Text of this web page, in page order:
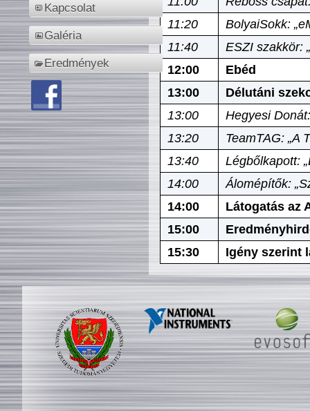
Kapcsolat
Galéria
Eredmények
11:20
BolyaiSokk:
11:40
ESZI szakkör:
12:00
Ebéd
13:00
Délutáni
13:00
Hegyesi
13:20
TeamTAG: „A
13:40
Légbőlkapott:
14:00
Álomépítők:
14:00
Látogatás az
15:00
15:30
Igény szerint